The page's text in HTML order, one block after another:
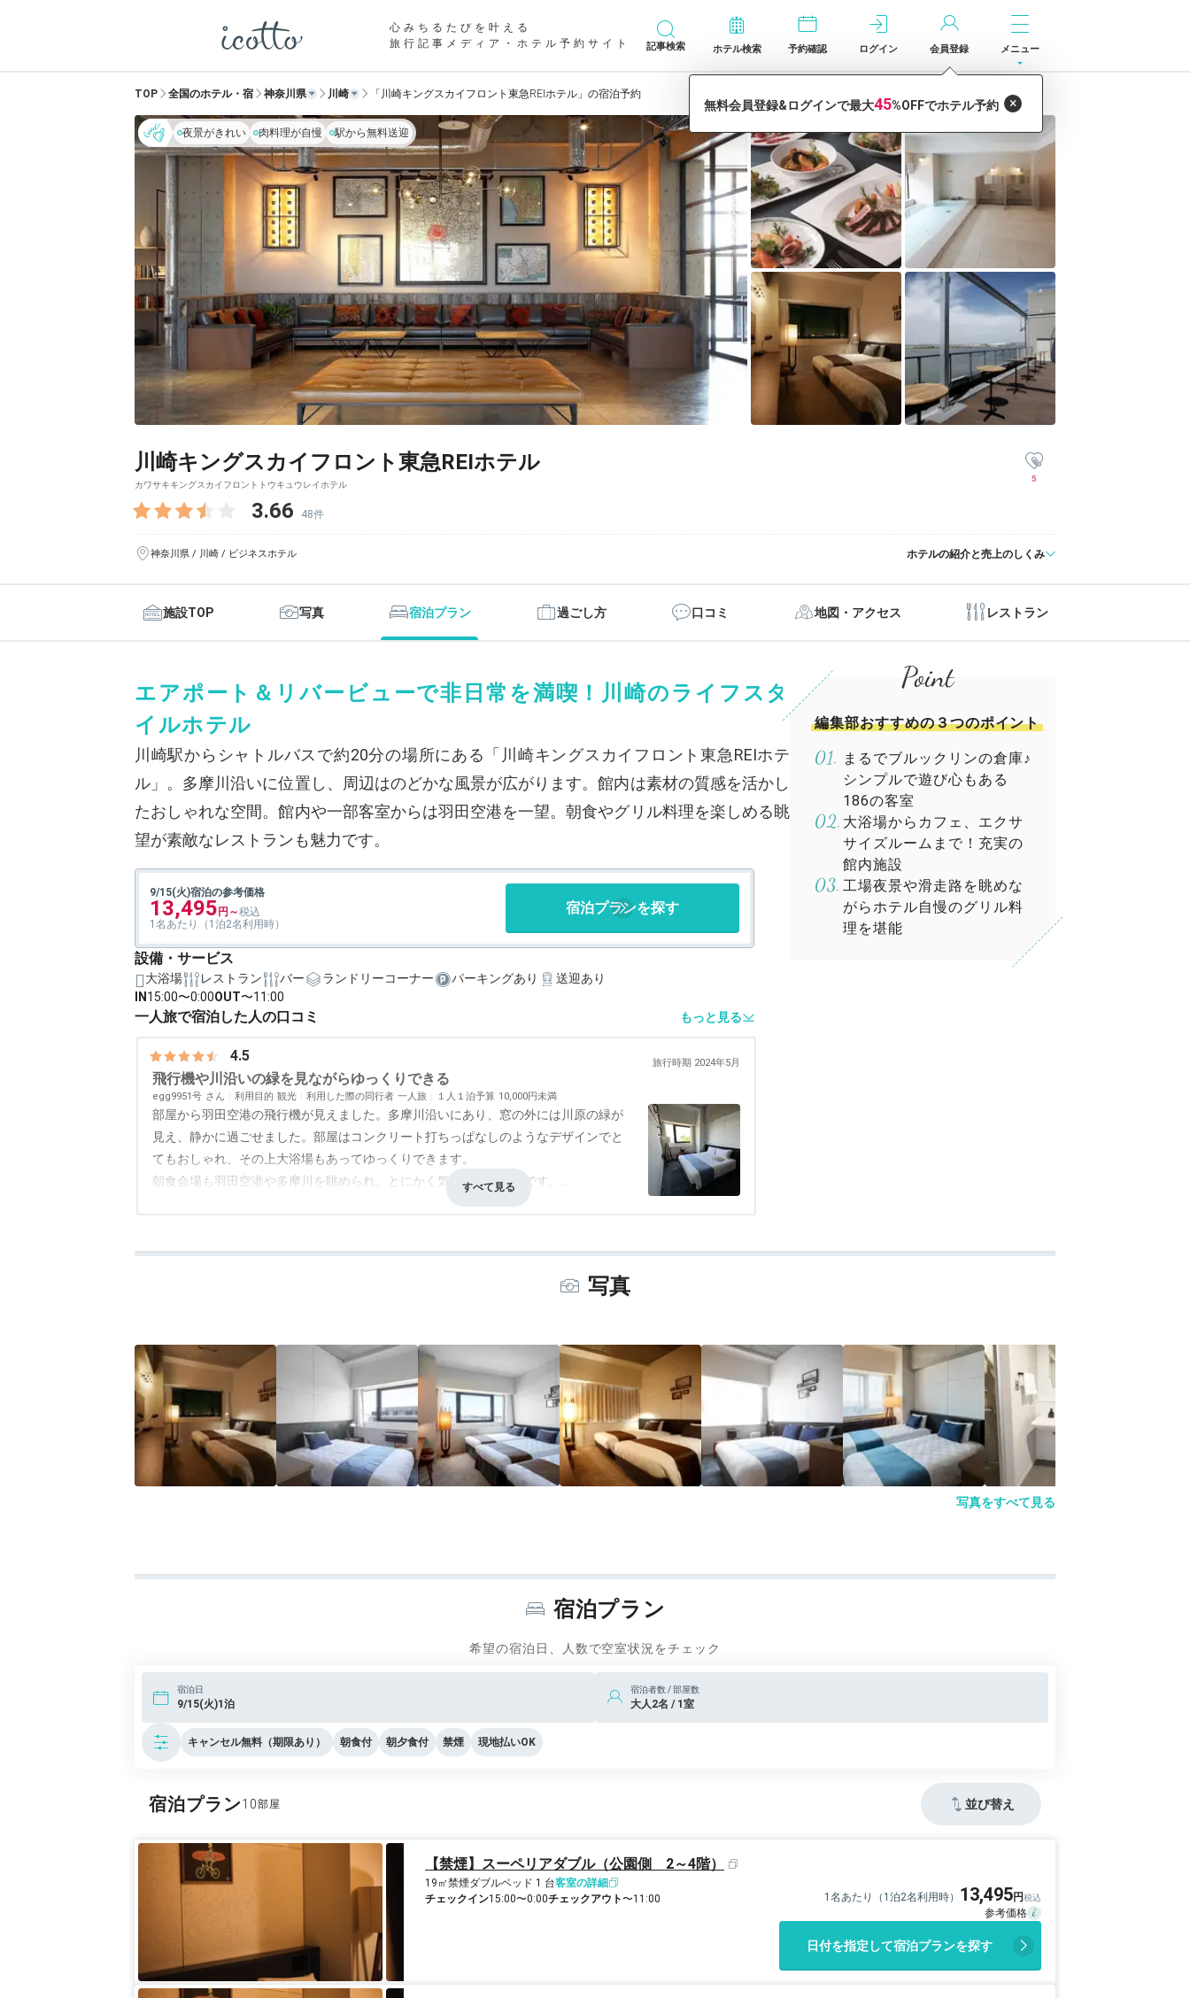
心みちるたびを叶える
旅行記事メディア・ホテル予約サイト
記事検索 ホテル検索 予約確認 ログイン 会員登録 メニュー
TOP 全国のホテル・宿 神奈川県 川崎 「川崎キングスカイフロント東急REIホテル」の宿泊予約
夜景がきれい 肉料理が自慢 駅から無料送迎
川崎キングスカイフロント東急REIホテル
カワサキキングスカイフロントトウキュウレイホテル
3.66 48件
5
神奈川県 / 川崎 / ビジネスホテル ホテルの紹介と売上のしくみ
施設TOP 写真 宿泊プラン 過ごし方 口コミ 地図・アクセス レストラン
エアポート＆リバービューで非日常を満喫！川崎のライフスタ
イルホテル
川崎駅からシャトルバスで約20分の場所にある「川崎キングスカイフロント東急REIホテ
ル」。多摩川沿いに位置し、周辺はのどかな風景が広がります。館内は素材の質感を活かし
たおしゃれな空間。館内や一部客室からは羽田空港を一望。朝食やグリル料理を楽しめる眺
望が素敵なレストランも魅力です。
9/15(火)宿泊の参考価格
13,495
1名あたり（1泊2名利用時）
宿泊プランを探す
設備・サービス
大浴場 レストラン バー ランドリーコーナー パーキングあり
送迎あり
IN 15:00〜0:00OUT〜11:00
一人旅で宿泊した人の口コミ もっと見る
4.5 旅行時期 2024年5月
飛行機や川沿いの緑を見ながらゆっくりできる
egg9951号 利用目的 観光 利用した際の同行者 一人旅 １人１泊予算 10,000円未満
部屋から羽田空港の飛行機が見えました。多摩川沿いにあり、窓の外には川原の緑が
見え、静かに過ごせました。部屋はコンクリート打ちっぱなしのようなデザインでと
てもおしゃれ、その上大浴場もあってゆっくりできます。
朝食会場も羽田空港や多摩川を眺められ、とにかく気分が良かったです。
部屋のテーブルは小さく、作業などをする人は1階のフリースペースを利用した方がい
4.0 バリアフリー評価なし
編集部おすすめの３つのポイント
まるでブルックリンの倉庫♪
シンプルで遊び心もある
186の客室
大浴場からカフェ、エクサ
サイズルームまで！充実の
館内施設
工場夜景や滑走路を眺めな
がらホテル自慢のグリル料
理を堪能
写真
写真をすべて見る
宿泊プラン
希望の宿泊日、人数で空室状況をチェック
宿泊日
9/15(火)1泊
宿泊者数 / 部屋数
大人2名 / 1室
キャンセル無料（期限あり） 朝食付 朝夕食付 禁煙 現地払いOK
宿泊プラン10 並び替え
【禁煙】スーペリアダブル（公園側 2～4階）
19㎡禁煙ダブルベッド 1 台客室の詳細
チェックイン15:00〜0:00チェックアウト〜11:00 1名あたり（1泊2名利用時） 13,495
日付を指定して宿泊プランを探す